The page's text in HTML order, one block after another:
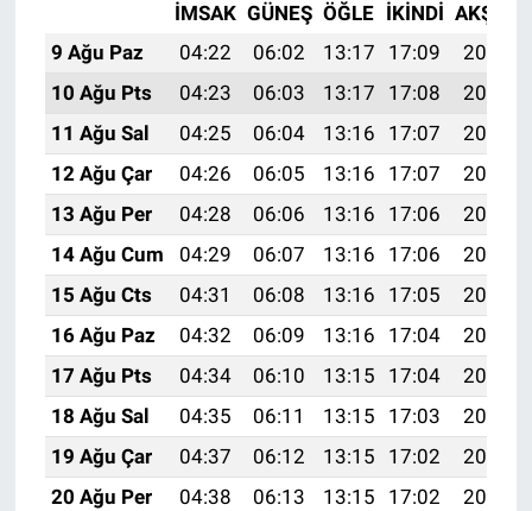
İMSAK GÜNEŞ ÖĞLE İKINDI AKŞAM
9 Ağu Paz
04:22 06:02 13:17 17:09
20:21
10 Ağu Pts
04:23 06:03 13:17 17:08
20:20
11 Ağu Sal
04:25 06:04 13:16 17:07
20:19
12 Ağu Çar
04:26 06:05 13:16 17:07
20:17
13 Ağu Per
04:28 06:06 13:16 17:06
20:16
14 Ağu Cum
04:29 06:07 13:16 17:06
20:15
15 Ağu Cts
04:31 06:08 13:16 17:05
20:13
16 Ağu Paz
04:32 06:09 13:16 17:04
20:12
17 Ağu Pts
04:34 06:10 13:15 17:04
20:10
18 Ağu Sal
04:35 06:11 13:15 17:03
20:09
19 Ağu Çar
04:37 06:12 13:15 17:02
20:08
20 Ağu Per
04:38 06:13 13:15 17:02
20:06